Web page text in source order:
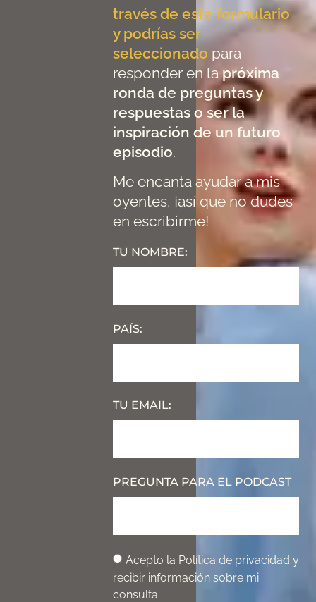
través de este formulario
y podrías ser
seleccionado para
responder en lapróxima
ronda de preguntas y
respuestas o ser la
inspiración de un futuro
episodio.
Me encanta ayudar a mis
oyentes, ¡así que no dudes
en escribirme!
TU NOMBRE:
PAÍS:
TU EMAIL:
PREGUNTA PARA EL PODCAST
Acepto la Política de privacidad y
recibir información sobre mi
consulta.